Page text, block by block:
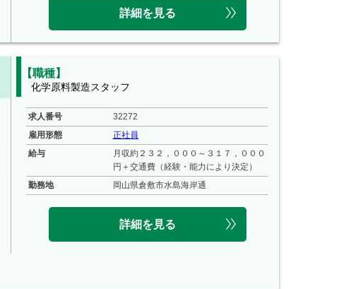
詳細を見る
【職種】
化学原料製造スタッフ
求人番号
32272
雇用形態
正社員
給与
月収約２３２，０００～３１７，０００
円＋交通費（経験・能力により決定）
勤務地
岡山県倉敷市水島海岸通
詳細を見る